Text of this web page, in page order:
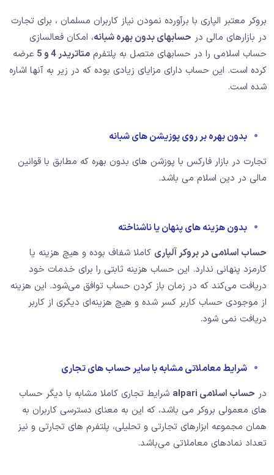
بروکر معتبر الپاری با برآورده نمودن نیاز کاربران مسلمان ، برای تجارت
در بازارهای مالی در حسابهای بدون بهره شبانه، امکان فعالسازی
حساب اسلامی را در حسابهای متصل به پلتفرم متاتریدر 4 و 5
عرضه
کرده است. این حساب دارای مزایای زیادی بوده که در زیر به آنها اشاره
شده است.
بدون بهره بر روی پوزیشن های شبانه
تجارت در بازار فارکس با پوزشن های بدون بهره که مطابق با قوانین
مالی در دین اسلام می باشد.
بدون هزینه های پنهان یا ناشناخته
حساب اسلامی در بروکر آلپاری کاملا شفاف بوده و هیچ هزینه یا
کارمزد پنهانی ندارد. این حساب هزینه ثابتی را برای خدمات خود
دریافت می‌کند که در زمان باز کردن حساب توافق می‌شود. این هزینه
از موجودی حساب کاربر کسر شده و هیچ هزینه‌ای دیگری از کاربر
دریافت نمی شود.
شرایط معاملاتی مشابه با سایر حساب های تجاری
در حساب اسلامی alpari
شرایط تجاری کاملا مشابه با دیگر حساب
های معمولی بروکر می باشد، که این به معنای دسترسی کاربران به
همان مجموعه ابزارهای تجارتی و تحلیلی، پلتفرم های تجارتی و نیز
تعداد نمادهای معاملاتی می‌باشد.